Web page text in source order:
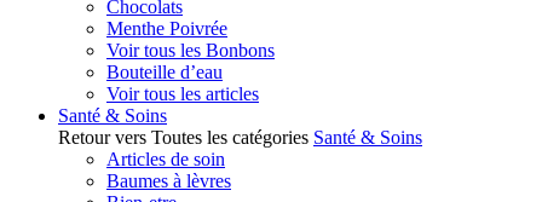
Chocolats
Menthe Poivrée
Voir tous les Bonbons
Bouteille d’eau
Voir tous les articles
Santé & Soins
Retour vers Toutes les catégories Santé & Soins
Articles de soin
Baumes à lèvres